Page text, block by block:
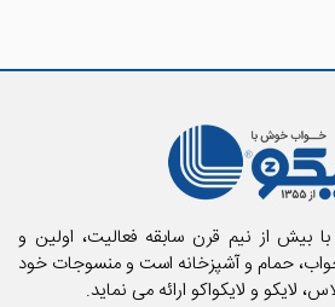
گروه صنعتی لایکو Laico با بیش از نیم قرن سابقه فعالیت، اولین و
خواب، حمام و آشپزخانه است و منسوجات خود
لایکو و لایکواکو ارائه می نماید.